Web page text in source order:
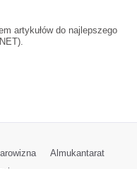
artykułów do najlepszego
Almukantarat